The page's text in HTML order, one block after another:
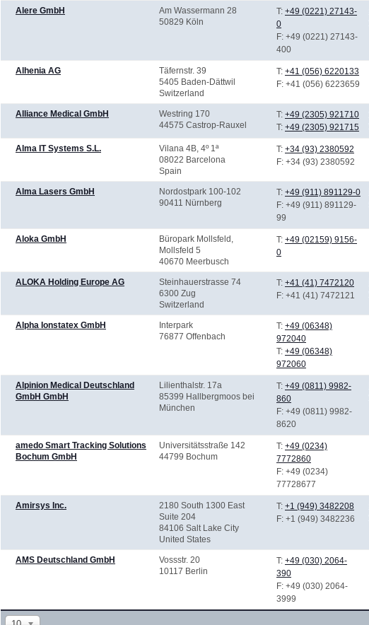
Alere GmbH
Am Wassermann 28
50829 Köln
T: +49 (0221) 27143-
0
F: +49 (0221) 27143-
400
Alhenia AG
Täfernstr. 39
5405 Baden-Dättwil
Switzerland
T: +41 (056) 6220133
F: +41 (056) 6223659
Alliance Medical GmbH
Westring 170
44575 Castrop-Rauxel
T: +49 (2305) 921710
T: +49 (2305) 921715
Alma IT Systems S.L.
Vilana 4B, 4º 1ª
08022 Barcelona
Spain
T: +34 (93) 2380592
F: +34 (93) 2380592
Alma Lasers GmbH
Nordostpark 100-102
90411 Nürnberg
T: +49 (911) 891129-0
F: +49 (911) 891129-
99
Aloka GmbH
Büropark Mollsfeld,
Mollsfeld 5
40670 Meerbusch
T: +49 (02159) 9156-
0
ALOKA Holding Europe AG
Steinhauerstrasse 74
6300 Zug
Switzerland
T: +41 (41) 7472120
F: +41 (41) 7472121
Alpha Ionstatex GmbH
Interpark
76877 Offenbach
T: +49 (06348)
972040
T: +49 (06348)
972060
Alpinion Medical Deutschland
GmbH GmbH
Lilienthalstr. 17a
85399 Hallbergmoos bei
München
T: +49 (0811) 9982-
860
F: +49 (0811) 9982-
8620
amedo Smart Tracking Solutions
Bochum GmbH
Universitätsstraße 142
44799 Bochum
T: +49 (0234)
7772860
F: +49 (0234)
77728677
Amirsys Inc.
2180 South 1300 East
Suite 204
84106 Salt Lake City
United States
T: +1 (949) 3482208
F: +1 (949) 3482236
AMS Deutschland GmbH
Vossstr. 20
10117 Berlin
T: +49 (030) 2064-
390
F: +49 (030) 2064-
3999